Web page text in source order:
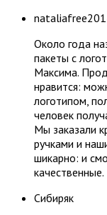
Около года
пакеты с
Максима.
нравится:
логотипом,
человек
Мы заказали
ручками и
шикарно: и
качественные.
Сибиряк